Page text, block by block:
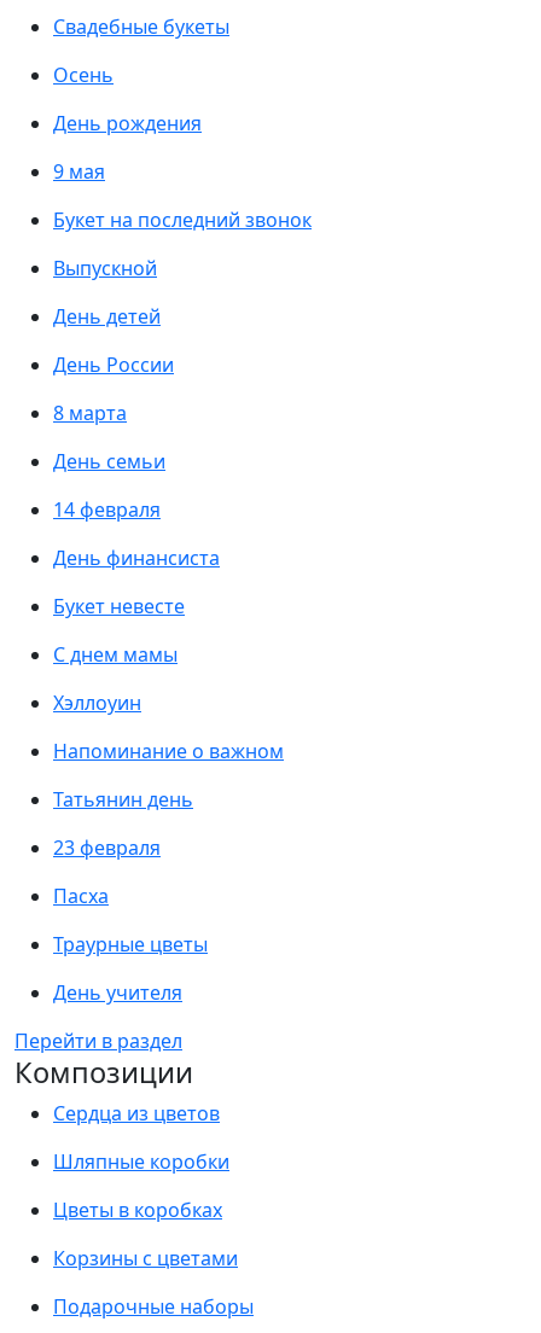
Свадебные букеты
Осень
День рождения
9 мая
Букет на последний звонок
Выпускной
День детей
День России
8 марта
День семьи
14 февраля
День финансиста
Букет невесте
С днем мамы
Хэллоуин
Напоминание о важном
Татьянин день
23 февраля
Пасха
Траурные цветы
День учителя
Перейти в раздел
Композиции
Сердца из цветов
Шляпные коробки
Цветы в коробках
Корзины с цветами
Подарочные наборы